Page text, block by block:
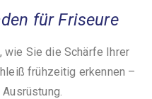
für Friseure
wie Sie die Schärfe Ihrer
frühzeitig erkennen –